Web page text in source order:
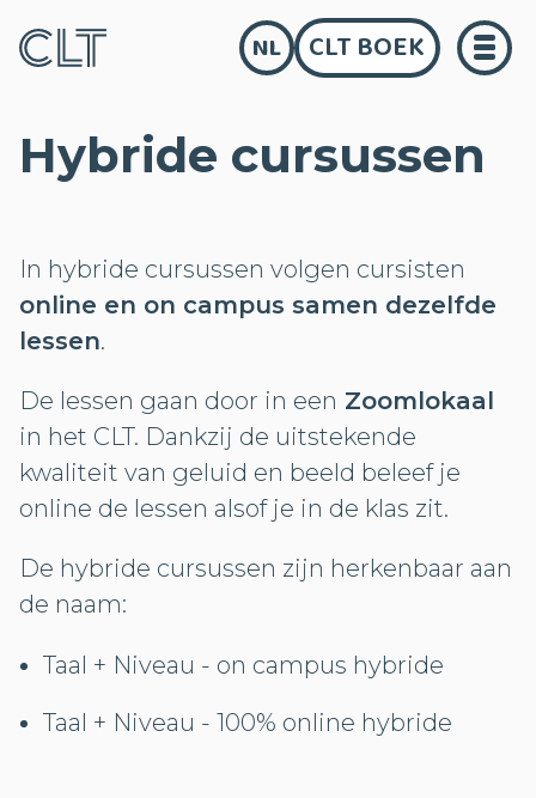
NL CLT BOEK
Hybride cursussen
In hybride cursussen volgen cursisten
online en on campus samen dezelfde
lessen.
De lessen gaan door in een Zoomlokaal
in het CLT. Dankzij de uitstekende
kwaliteit van geluid en beeld beleef je
online de lessen alsof je in de klas zit.
De hybride cursussen zijn herkenbaar aan
de naam:
Taal + Niveau - on campus hybride
Taal + Niveau - 100% online hybride